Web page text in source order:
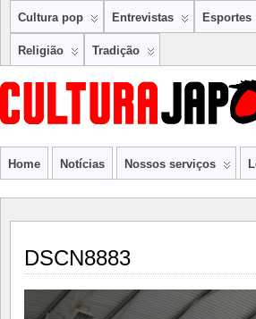
Cultura pop Entrevistas Esportes
Religião Tradição
Home Notícias Nossos serviços
DSCN8883